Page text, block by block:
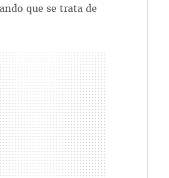
que se trata de